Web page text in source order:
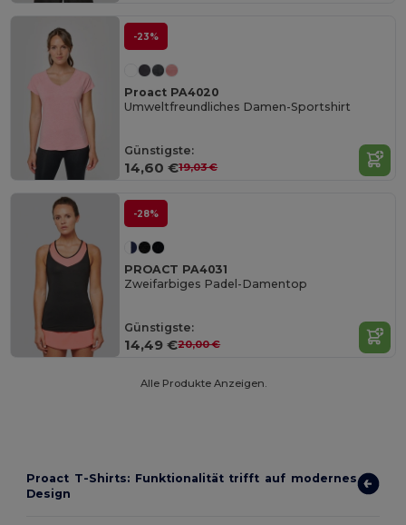
-23%
Proact PA4020
Umweltfreundliches Damen-Sportshirt
Günstigste:
14,60 €19,03 €
-28%
PROACT PA4031
Zweifarbiges Padel-Damentop
Günstigste:
14,49 €20,00 €
Alle Produkte Anzeigen.
Proact T-Shirts: Funktionalität trifft auf modernes
Design